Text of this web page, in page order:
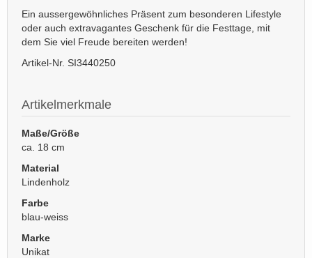
Ein aussergewöhnliches Präsent zum besonderen Lifestyle
oder auch extravagantes Geschenk für die Festtage, mit
dem Sie viel Freude bereiten werden!
Artikel-Nr. SI3440250
Artikelmerkmale
Maße/Größe
ca. 18 cm
Material
Lindenholz
Farbe
blau-weiss
Marke
Unikat